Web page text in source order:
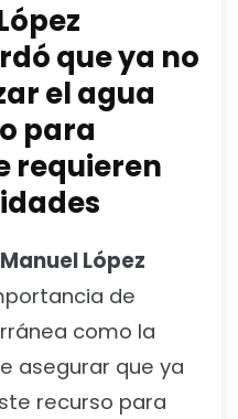
que ya no
el agua
para
requieren
López
de
como la
asegurar que ya
recurso para